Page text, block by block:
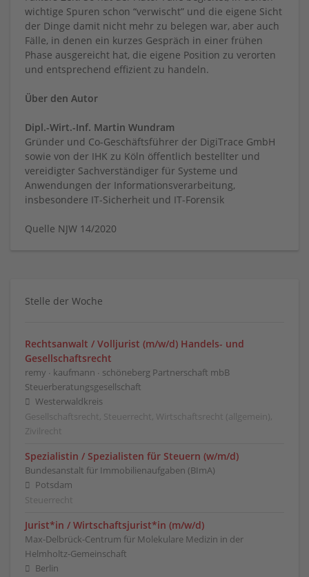
wichtige Spuren schon “verwischt” und die eigene Sicht
der Dinge damit nicht mehr zu belegen war, aber auch
Fälle, in denen ein kurzes Gespräch in einer frühen
Phase ausgereicht hat, die eigene Position zu verorten
und entsprechend effizient zu handeln.
Über den Autor
Dipl.-Wirt.-Inf. Martin Wundram
Gründer und Co-Geschäftsführer der DigiTrace GmbH
sowie von der IHK zu Köln öffentlich bestellter und
vereidigter Sachverständiger für Systeme und
Anwendungen der Informationsverarbeitung,
insbesondere IT-Sicherheit und IT-Forensik
Quelle NJW 14/2020
Stelle der Woche
Rechtsanwalt / Volljurist (m/w/d) Handels- und
Gesellschaftsrecht
remy ∙ kaufmann ∙ schöneberg Partnerschaft mbB
Steuerberatungsgesellschaft
Westerwaldkreis
Gesellschaftsrecht, Steuerrecht, Wirtschaftsrecht (allgemein),
Zivilrecht
Spezialistin / Spezialisten für Steuern (w/m/d)
Bundesanstalt für Immobilienaufgaben (BImA)
Potsdam
Steuerrecht
Jurist*in / Wirtschafts­jurist*in (m/w/d)
Max-Delbrück-Centrum für Molekulare Medizin in der
Helmholtz-Gemeinschaft
Berlin